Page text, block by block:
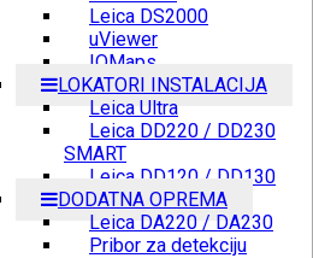
Leica DS2000
uViewer
IQMaps
LOKATORI INSTALACIJA
Leica Ultra
Leica DD220 / DD230
SMART
Leica DD120 / DD130
DODATNA OPREMA
Leica DA220 / DA230
Pribor za detekciju